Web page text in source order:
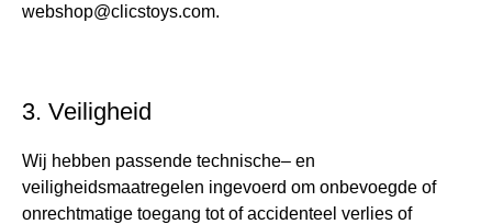
webshop@clicstoys.com.
3. Veiligheid
Wij hebben passende technische– en
veiligheidsmaatregelen ingevoerd om onbevoegde of
onrechtmatige toegang tot of accidenteel verlies of